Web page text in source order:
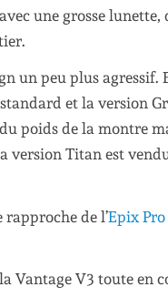
une grosse
un peu plus agressif.
et la version
poids de la montre
Titan est
de l’Epix Pro
Vantage V3 toute en